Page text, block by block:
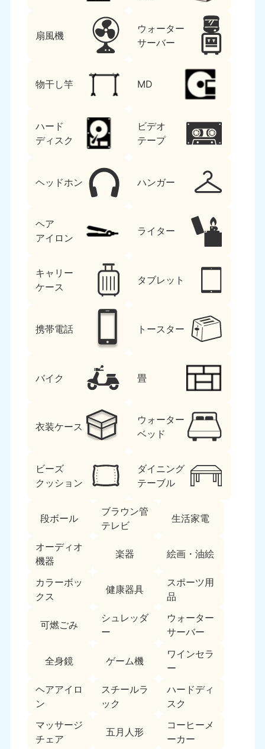
扇風機
ウォーター
サーバー
物干し竿 MD
ハード
ディスク
ビデオ
テープ
ヘッドホン ハンガー
ヘア
アイロン
ライター
キャリー
ケース
タブレット
携帯電話 トースター
バイク 畳
衣装ケース
ウォーター
ベッド
ビーズ
クッション
ダイニング
テーブル
段ボール
ブラウン管
テレビ
生活家電
オーディオ
機器
楽器 絵画・油絵
カラーボッ
クス
健康器具
スポーツ用
品
可燃ごみ
シュレッダ
ー
ウォーター
サーバー
全身鏡 ゲーム機
ワインセラ
ー
ヘアアイロ
ン
スチールラ
ック
ハードディ
スク
マッサージ
チェア
五月人形
コーヒーメ
ーカー
北海道・東北
050-1881-5277
9:00〜19:00 年中無休
050-1881-5276
9:00〜19:00 年中無休
岩手県
9:00〜19:00 年中無休 9:00〜19:00 年中無休
050-1881-5273
9:00〜19:00 年中無休
050-1881-5272
9:00〜19:00 年中無休